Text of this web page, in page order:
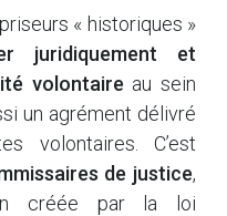
« historiques »
juridiquement et
volontaire au sein
un agrément délivré
volontaires. C’est
de justice,
créée par la loi